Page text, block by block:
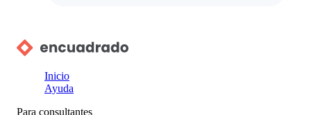
Inicio
Ayuda
Para consultantes